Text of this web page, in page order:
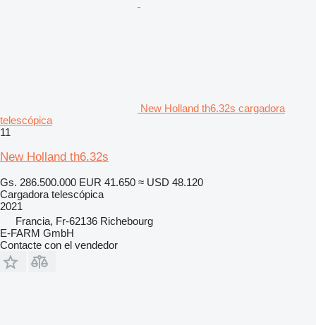
New Holland th6.32s cargadora
telescópica
11
New Holland th6.32s
Gs. 286.500.000 EUR 41.650 ≈ USD 48.120
Cargadora telescópica
2021
Francia, Fr-62136 Richebourg
E-FARM GmbH
Contacte con el vendedor